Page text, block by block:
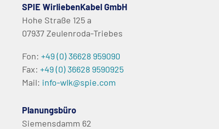
SPIE WirliebenKabel GmbH
Hohe Straße 125 a
07937 Zeulenroda-Triebes
Planungsbüro
Siemensdamm 62
Fon: +49 (0) 36628 959090
Fax: +49 (0) 36628 9590925
Mail: info-wlk@spie.com